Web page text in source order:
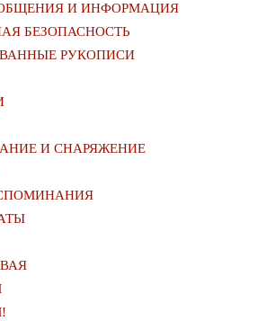
И ИНФОРМАЦИЯ
БЕЗОПАСНОСТЬ
РУКОПИСИ
И СНАРЯЖЕНИЕ